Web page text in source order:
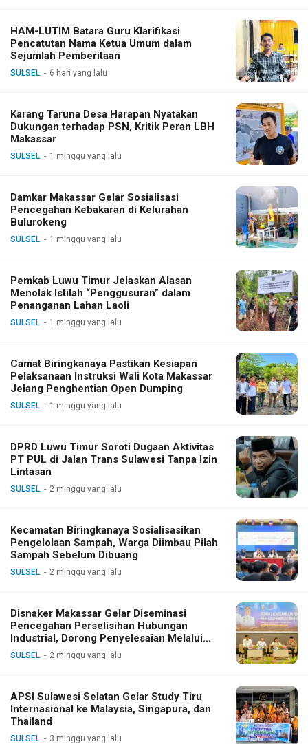
HAM-LUTIM Batara Guru Klarifikasi
Pencatutan Nama Ketua Umum dalam
Sejumlah Pemberitaan
SULSEL 6 hari yang lalu
Karang Taruna Desa Harapan Nyatakan
Dukungan terhadap PSN, Kritik Peran LBH
Makassar
SULSEL 1 minggu yang lalu
Damkar Makassar Gelar Sosialisasi
Pencegahan Kebakaran di Kelurahan
Bulurokeng
SULSEL 1 minggu yang lalu
Pemkab Luwu Timur Jelaskan Alasan
Menolak Istilah “Penggusuran” dalam
Penanganan Lahan Laoli
SULSEL 1 minggu yang lalu
Camat Biringkanaya Pastikan Kesiapan
Pelaksanaan Instruksi Wali Kota Makassar
Jelang Penghentian Open Dumping
SULSEL 1 minggu yang lalu
DPRD Luwu Timur Soroti Dugaan Aktivitas
PT PUL di Jalan Trans Sulawesi Tanpa Izin
Lintasan
SULSEL 2 minggu yang lalu
Kecamatan Biringkanaya Sosialisasikan
Pengelolaan Sampah, Warga Diimbau Pilah
Sampah Sebelum Dibuang
SULSEL 2 minggu yang lalu
Disnaker Makassar Gelar Diseminasi
Pencegahan Perselisihan Hubungan
Industrial, Dorong Penyelesaian Melalui
Dialog
SULSEL 2 minggu yang lalu
APSI Sulawesi Selatan Gelar Study Tiru
Internasional ke Malaysia, Singapura, dan
Thailand
SULSEL 3 minggu yang lalu